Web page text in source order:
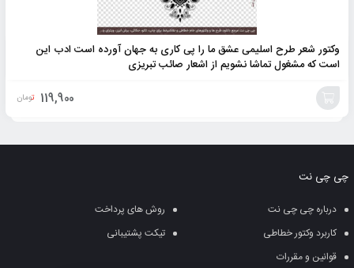
وکتور شعر طرح اسلیمی عشق ما را پی کاری به جهان آورده است ادب این
است که مشغول تماشا نشویم از اشعار صائب تبریزی
119,900 تومان
سبد
چی چی نت
درباره چی چی نت
روش های پرداخت
کاربرد وکتور خطاطی
تیکت پشتیبانی
قوانین و مقررات